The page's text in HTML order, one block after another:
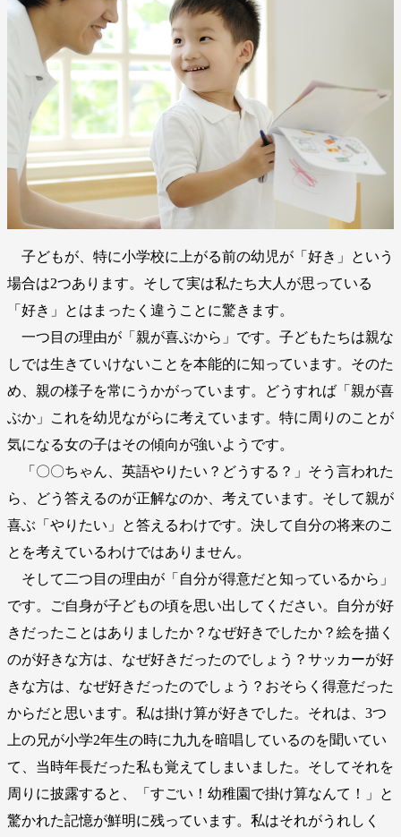
子どもが、特に小学校に上がる前の幼児が「好き」という
場合は2つあります。そして実は私たち大人が思っている
「好き」とはまったく違うことに驚きます。
一つ目の理由が「親が喜ぶから」です。子どもたちは親な
しでは生きていけないことを本能的に知っています。そのた
め、親の様子を常にうかがっています。どうすれば「親が喜
ぶか」これを幼児ながらに考えています。特に周りのことが
気になる女の子はその傾向が強いようです。
「〇〇ちゃん、英語やりたい？どうする？」そう言われた
ら、どう答えるのが正解なのか、考えています。そして親が
喜ぶ「やりたい」と答えるわけです。決して自分の将来のこ
とを考えているわけではありません。
そして二つ目の理由が「自分が得意だと知っているから」
です。ご自身が子どもの頃を思い出してください。自分が好
きだったことはありましたか？なぜ好きでしたか？絵を描く
のが好きな方は、なぜ好きだったのでしょう？サッカーが好
きな方は、なぜ好きだったのでしょう？おそらく得意だった
からだと思います。私は掛け算が好きでした。それは、3つ
上の兄が小学2年生の時に九九を暗唱しているのを聞いてい
て、当時年長だった私も覚えてしまいました。そしてそれを
周りに披露すると、「すごい！幼稚園で掛け算なんて！」と
驚かれた記憶が鮮明に残っています。私はそれがうれしく